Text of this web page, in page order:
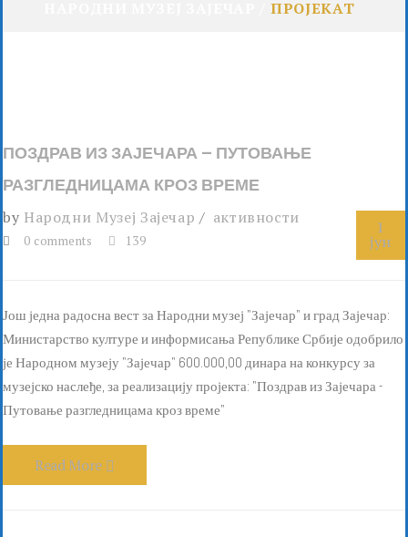
ПРОЈЕКАТ
ПОЗДРАВ ИЗ ЗАЈЕЧАРА – ПУТОВАЊЕ
РАЗГЛЕДНИЦАМА КРОЗ ВРЕМЕ
by Народни Музеј Зајечар активности
0 comments 139
1
јун
Још једна радосна вест за Народни музеј "Зајечар" и град Зајечар:
Министарство културе и информисања Републике Србије одобрило
је Народном музеју "Зајечар" 600.000,00 динара на конкурсу за
музејско наслеђе, за реализацију пројекта: "Поздрав из Зајечара -
Путовање разгледницама кроз време"
Read More